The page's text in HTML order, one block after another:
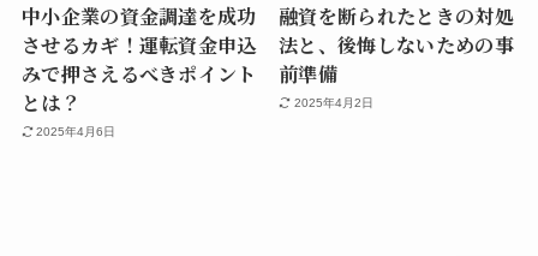
中小企業の資金調達を成功
させるカギ！運転資金申込
みで押さえるべきポイント
とは？
2025年4月6日
融資を断られたときの対処
法と、後悔しないための事
前準備
2025年4月2日